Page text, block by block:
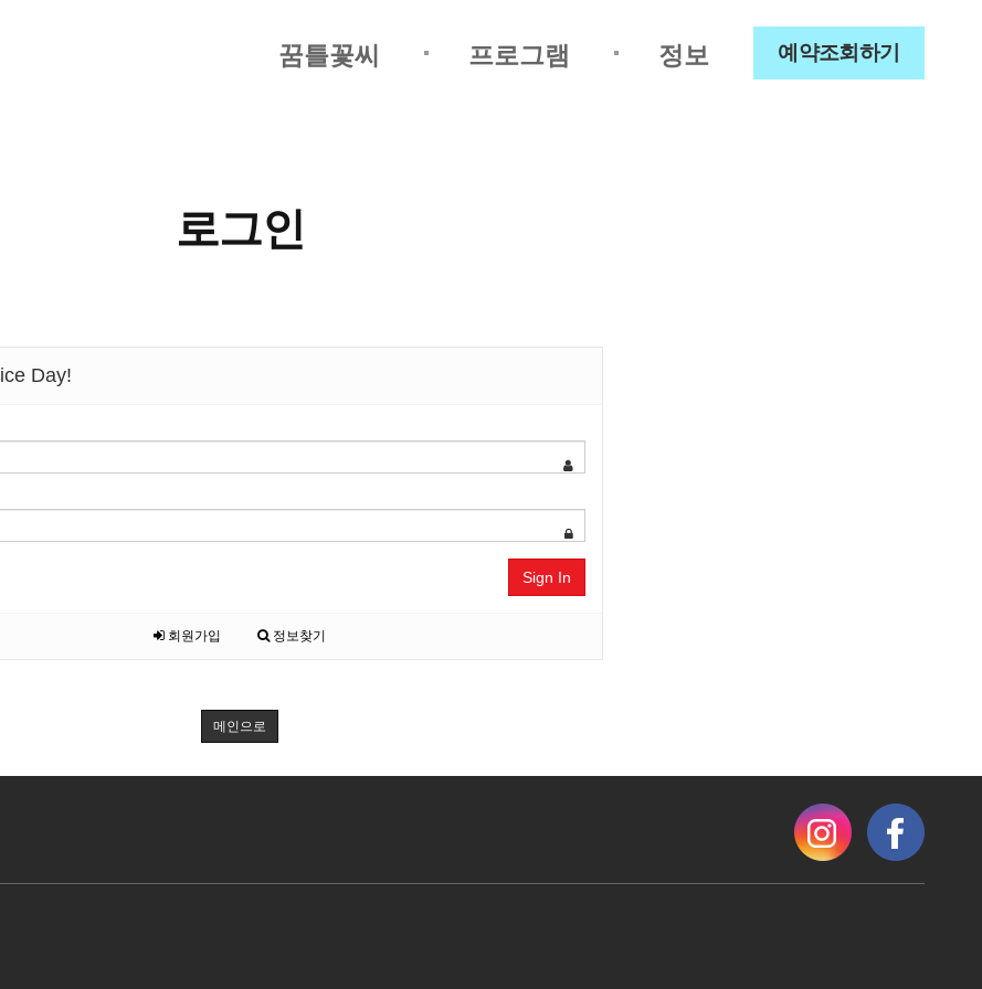
예약조회하기
정보
프로그램
꿈틀꽃씨
로그인
Day!
Sign In
회원가입 정보찾기
메인으로